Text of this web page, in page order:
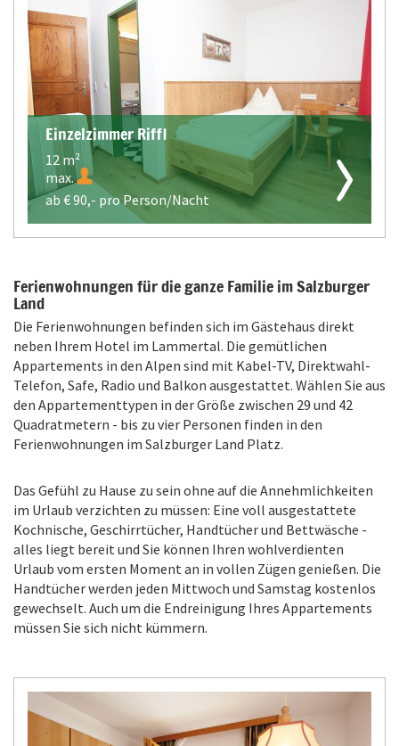
Einzelzimmer Riffl
12 m²
max.
ab €90,- pro Person/Nacht
Ferienwohnungen für die ganze Familie im Salzburger
Land
Die Ferienwohnungen befinden sich im Gästehaus direkt
neben Ihrem Hotel im Lammertal. Die gemütlichen
Appartements in den Alpen sind mit Kabel-TV, Direktwahl-
Telefon, Safe, Radio und Balkon ausgestattet. Wählen Sie aus
den Appartementtypen in der Größe zwischen 29 und 42
Quadratmetern - bis zu vier Personen finden in den
Ferienwohnungen im Salzburger Land Platz.
Das Gefühl zu Hause zu sein ohne auf die Annehmlichkeiten
im Urlaub verzichten zu müssen: Eine voll ausgestattete
Kochnische, Geschirrtücher, Handtücher und Bettwäsche -
alles liegt bereit und Sie können Ihren wohlverdienten
Urlaub vom ersten Moment an in vollen Zügen genießen. Die
Handtücher werden jeden Mittwoch und Samstag kostenlos
gewechselt. Auch um die Endreinigung Ihres Appartements
müssen Sie sich nicht kümmern.